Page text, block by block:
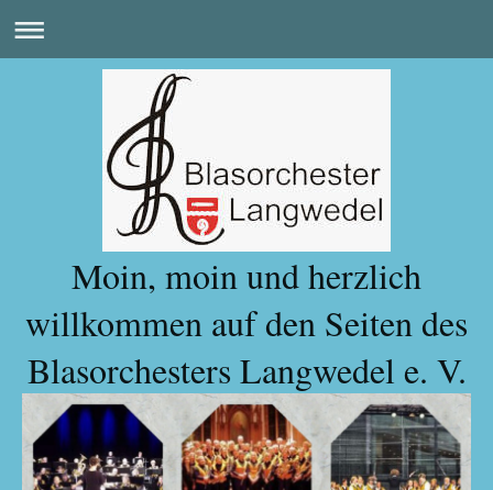
Moin, moin und herzlich
willkommen auf den Seiten des
Blasorchesters Langwedel e. V.